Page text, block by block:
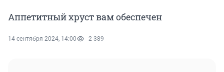
Аппетитный хруст вам обеспечен
14 сентября 2024, 14:00 2 389